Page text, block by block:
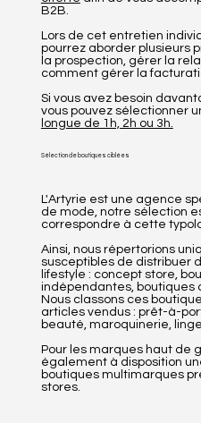
B2B.
Lors de cet entretien
pourrez aborder plusieurs
la prospection, gérer la
comment gérer la
Si vous avez besoin
vous pouvez sélectionner
longue de 1h, 2h ou 3h.
L'Artyrie est une agence
de mode, notre sélection
correspondre à cette
Ainsi, nous répertorions
susceptibles de distribuer
lifestyle : concept store,
indépendantes, boutiques
Nous classons ces
articles vendus : prêt-à-
beauté, maroquinerie,
Pour les marques haut de
également à disposition
boutiques multimarques
stores.
Sélection de boutiques ciblées